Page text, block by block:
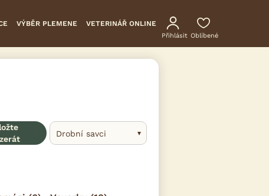
VÝBĚR PLEMENE VETERINÁŘ ONLINE
Přihlásit Oblíbené
Drobní savci